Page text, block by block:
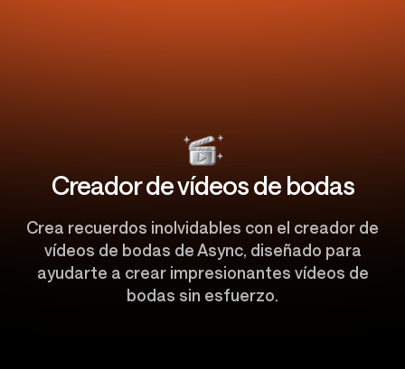
Creador de vídeos de bodas
Crea recuerdos inolvidables con el creador de
vídeos de bodas de Async, diseñado para
ayudarte a crear impresionantes vídeos de
bodas sin esfuerzo.